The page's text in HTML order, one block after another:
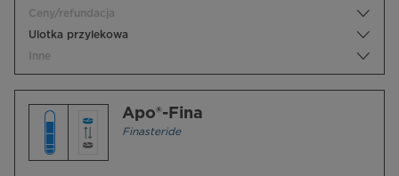
Ceny/refundacja
Ulotka przylekowa
Inne
Apo®-Fina
Finasteride